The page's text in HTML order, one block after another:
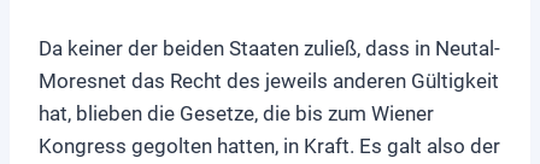
Da keiner der beiden Staaten zuließ, dass in Neutal-
Moresnet das Recht des jeweils anderen Gültigkeit
hat, blieben die Gesetze, die bis zum Wiener
Kongress gegolten hatten, in Kraft. Es galt also der